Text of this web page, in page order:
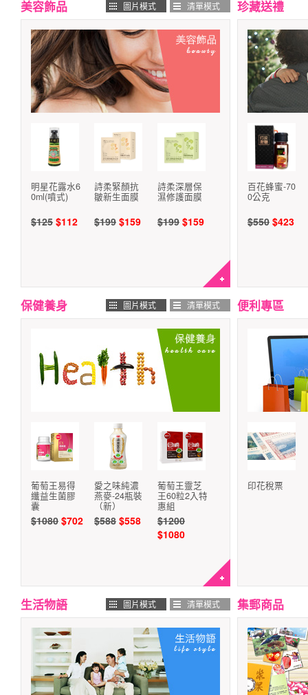
美容飾品 圖片模式 清單模式
明星花露水6
0ml(噴式)
$125 $112
詩柔緊顏抗
皺新生面膜
$199 $159
詩柔深層保
濕修護面膜
$199 $159
珍藏送禮
百花蜂蜜-70
0公克
$550 $423
保健養身 圖片模式 清單模式
葡萄王易得
纖益生菌膠
囊
$1080 $702
愛之味純濃
燕麥-24瓶裝
（新）
$588 $558
葡萄王靈芝
王60粒2入特
惠組
$1200
$1080
便利專區
印花稅票
生活物語 圖片模式 清單模式 集郵商品